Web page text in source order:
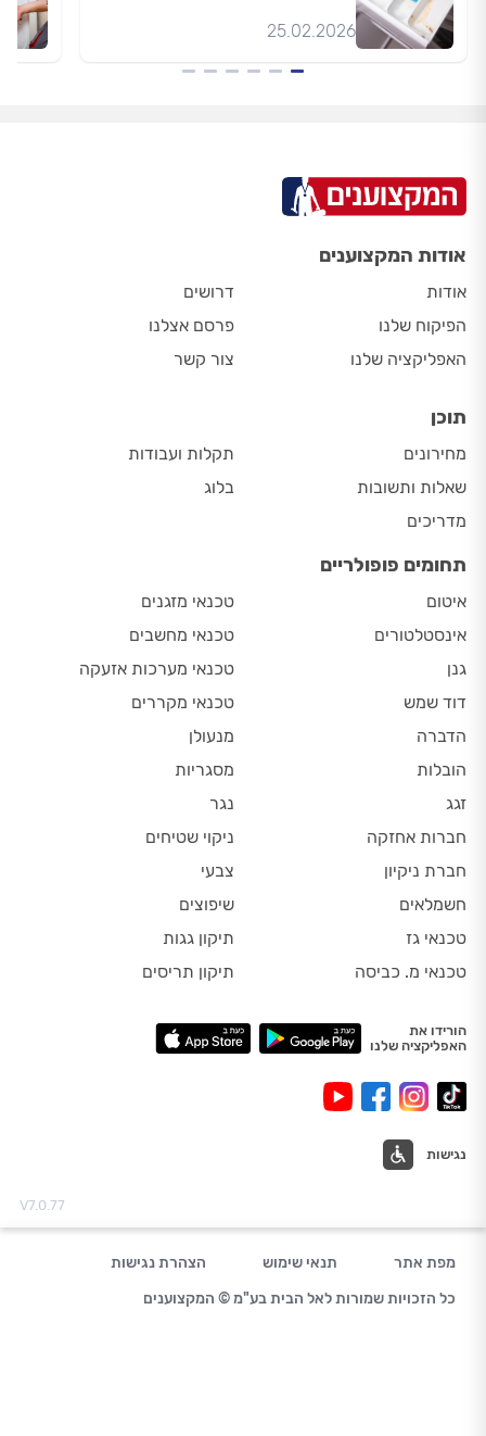
25.02.2026
אודות המקצוענים
אודות
הפיקוח שלנו
האפליקציה שלנו
דרושים
פרסם אצלנו
צור קשר
תוכן
מחירונים
שאלות ותשובות
מדריכים
תקלות ועבודות
בלוג
תחומים פופולריים
איטום
אינסטלטורים
גנן
דוד שמש
הדברה
הובלות
זגג
חברות אחזקה
חברת ניקיון
חשמלאים
טכנאי גז
טכנאי מ. כביסה
טכנאי מזגנים
טכנאי מחשבים
טכנאי מערכות אזעקה
טכנאי מקררים
מנעולן
מסגריות
נגר
ניקוי שטיחים
צבעי
שיפוצים
תיקון גגות
תיקון תריסים
הורידו את
האפליקציה שלנו
נגישות
V7.0.77
מפת אתר תנאי שימוש
הצהרת נגישות
כל הזכויות שמורות לאל הבית בע"מ © המקצוענים